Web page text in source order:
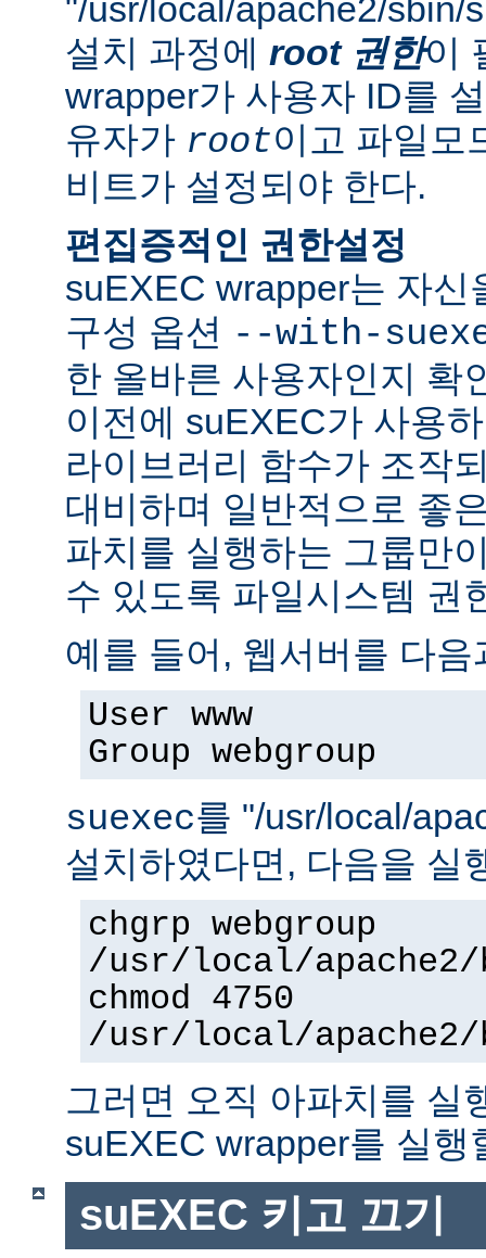
"/usr/local/apache2/sbin/
설치 과정에 root 권한이
wrapper가 사용자 ID를
유자가 root이고 파일모
비트가 설정되야 한다.
편집증적인 권한설정
suEXEC wrapper는 자신
구성 옵션 --with-
한 올바른 사용자인지 확
이전에 suEXEC가 사용
라이브러리 함수가 조작
대비하며 일반적으로 좋
파치를 실행하는 그룹만
수 있도록 파일시스템 권
예를 들어, 웹서버를 다
User www
Group webgroup
suexec를 "/usr/local/
설치하였다면, 다음을 실
chgrp webgroup
/usr/local/apache2/
chmod 4750
/usr/local/apache2/
그러면 오직 아파치를 실
suEXEC wrapper를 실행
suEXEC 키고 끄기